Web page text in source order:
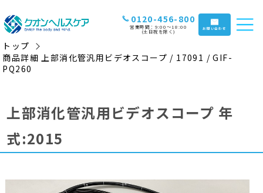
0120-456-800
営業時間：9:00〜18:00
(土日祝を除く) お問い合わせ
トップ
商品詳細 上部消化管汎用ビデオスコープ / 17091 / GIF-
PQ260
上部消化管汎用ビデオスコープ 年
式:2015